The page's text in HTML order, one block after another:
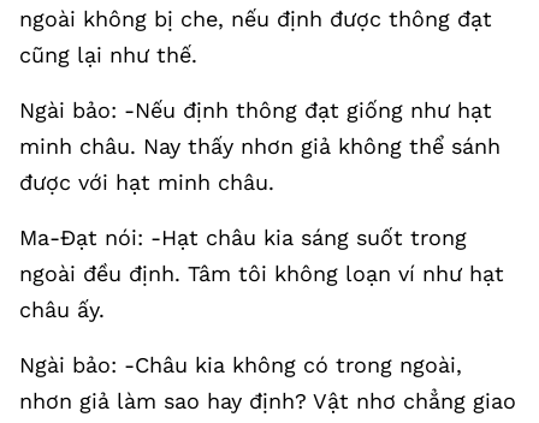
ngoài không bị che, nếu định được thông đạt
cũng lại như thế.
Ngài bảo: -Nếu định thông đạt giống như hạt
minh châu. Nay thấy nhơn giả không thể sánh
được với hạt minh châu.
Ma-Đạt nói: -Hạt châu kia sáng suốt trong
ngoài đều định. Tâm tôi không loạn ví như hạt
châu ấy.
Ngài bảo: -Châu kia không có trong ngoài,
nhơn giả làm sao hay định? Vật nhơ chẳng giao